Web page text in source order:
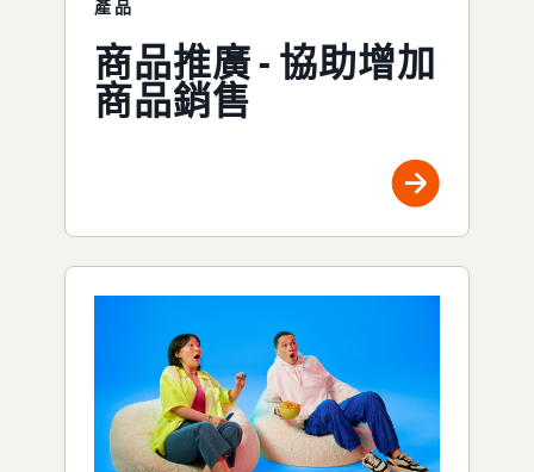
產品
商品推廣 - 協助增加
商品銷售